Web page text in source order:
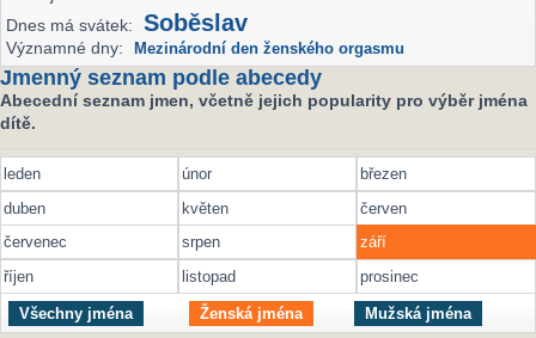
Dnes má svátek: Soběslav
Významné dny: Mezinárodní den ženského orgasmu
Jmenný seznam podle abecedy
Abecední seznam jmen, včetně jejich popularity pro výběr jména
dítě.
leden únor
březen
duben
květen
červen
červenec
srpen
září
říjen
listopad prosinec
Všechny jména Ženská jména Mužská jména